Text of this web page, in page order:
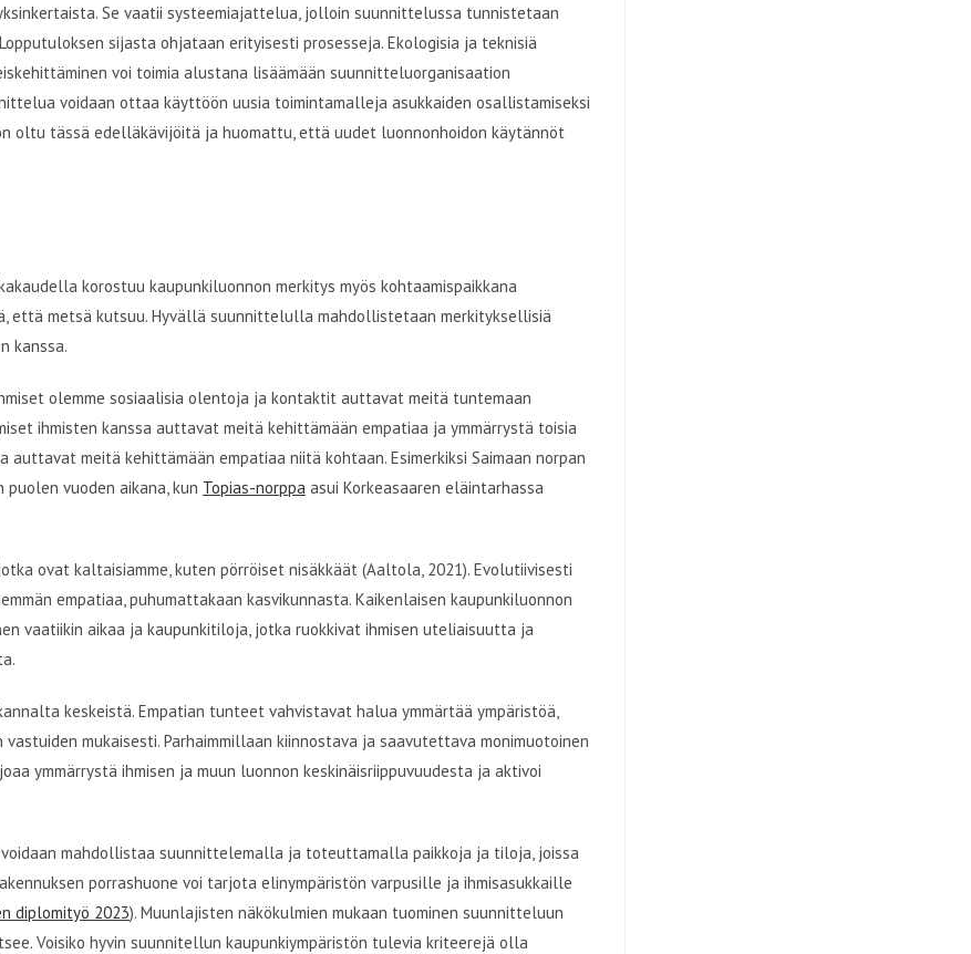
Se vaatii systeemiajattelua, jolloin suunnittelussa tunnistetaan
sijasta ohjataan erityisesti prosesseja. Ekologisia ja teknisiä
voi toimia alustana lisäämään suunnitteluorganisaation
voidaan ottaa käyttöön uusia toimintamalleja asukkaiden osallistamiseksi
oltu tässä edelläkävijöitä ja huomattu, että uudet luonnonhoidon käytännöt
korostuu kaupunkiluonnon merkitys myös kohtaamispaikkana
että metsä kutsuu. Hyvällä suunnittelulla mahdollistetaan merkityksellisiä
kanssa.
olemme sosiaalisia olentoja ja kontaktit auttavat meitä tuntemaan
ihmisten kanssa auttavat meitä kehittämään empatiaa ja ymmärrystä toisia
meitä kehittämään empatiaa niitä kohtaan. Esimerkiksi Saimaan norpan
vuoden aikana, kun Topias-norppa asui Korkeasaaren eläintarhassa
ovat kaltaisiamme, kuten pörröiset nisäkkäät (Aaltola, 2021). Evolutiivisesti
empatiaa, puhumattakaan kasvikunnasta. Kaikenlaisen kaupunkiluonnon
vaatiikin aikaa ja kaupunkitiloja, jotka ruokkivat ihmisen uteliaisuutta ja
keskeistä. Empatian tunteet vahvistavat halua ymmärtää ympäristöä,
mukaisesti. Parhaimmillaan kiinnostava ja saavutettava monimuotoinen
ymmärrystä ihmisen ja muun luonnon keskinäisriippuvuudesta ja aktivoi
mahdollistaa suunnittelemalla ja toteuttamalla paikkoja ja tiloja, joissa
porrashuone voi tarjota elinympäristön varpusille ja ihmisasukkaille
diplomityö 2023). Muunlajisten näkökulmien mukaan tuominen suunnitteluun
Voisiko hyvin suunnitellun kaupunkiympäristön tulevia kriteerejä olla